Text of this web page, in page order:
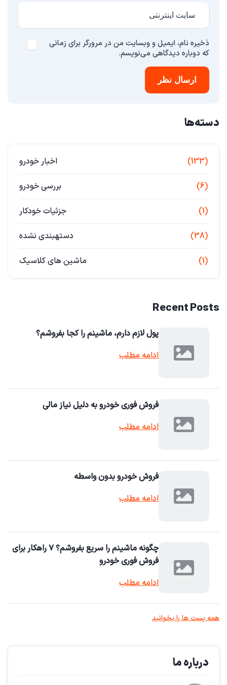
ذخیره نام، ایمیل و وبسایت من در مرورگر برای زمانی
که دوباره دیدگاهی می‌نویسم.
ارسال نظر
دسته‌ها
اخبار خودرو (133)
بررسی خودرو (6)
جزئیات خودکار (1)
دستهبندی نشده (38)
ماشین های کلاسیک (1)
Recent Posts
پول لازم دارم، ماشینم را کجا بفروشم؟
ادامه مطلب
فروش فوری خودرو به دلیل نیاز مالی
ادامه مطلب
فروش خودرو بدون واسطه
ادامه مطلب
چگونه ماشینم را سریع بفروشم؟ ۷ راهکار برای
فروش فوری خودرو
ادامه مطلب
همه پست ها را بخوانید
درباره ما